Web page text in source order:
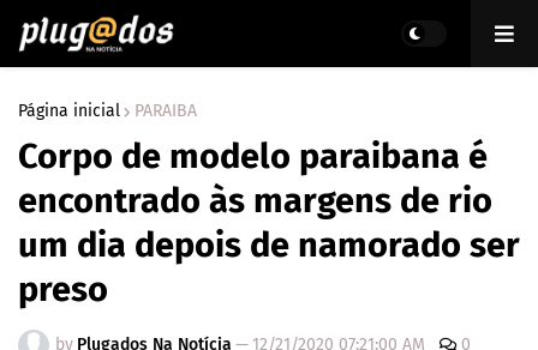
Página inicial PARAIBA
Corpo de modelo paraibana é
encontrado às margens de rio
um dia depois de namorado ser
preso
by Plugados Na Notícia — 12/21/2020 07:21:00 AM 0